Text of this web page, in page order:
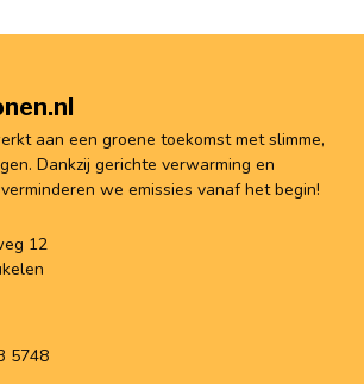
aan een groene toekomst met slimme,
Dankzij gerichte verwarming en
we emissies vanaf het begin!
12
5748